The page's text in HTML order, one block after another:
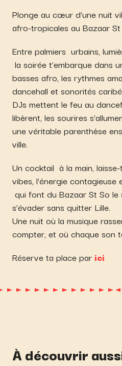
Plonge au cœur d’une nuit
afro-tropicales au Bazaar St
Entre palmiers urbains,
la soirée t’embarque dans
basses afro, les rythmes
dancehall et sonorités
DJs mettent le feu au
libèrent, les sourires
une véritable parenthèse
ville.
Un cocktail à la main,
vibes, l’énergie
qui font du Bazaar St So
s’évader sans quitter Lille.
Une nuit où la musique
compter, et où chaque son
Réserve ta place par ici
À découvrir